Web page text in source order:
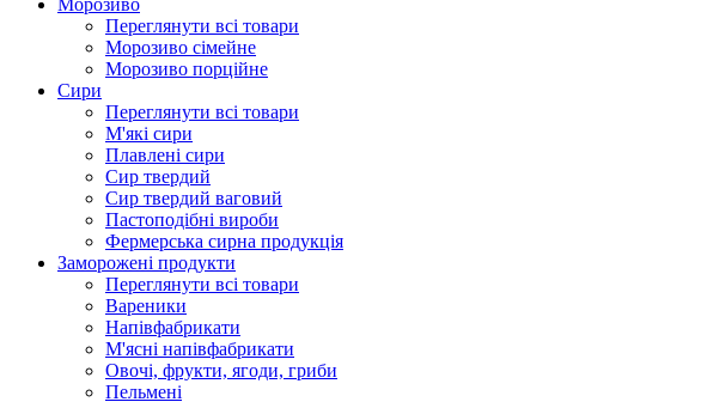
Морозиво
Переглянути всі товари
Морозиво сімейне
Морозиво порційне
Сири
Переглянути всі товари
М'які сири
Плавлені сири
Сир твердий
Сир твердий ваговий
Пастоподібні вироби
Фермерська сирна продукція
Заморожені продукти
Переглянути всі товари
Вареники
Напівфабрикати
М'ясні напівфабрикати
Овочі, фрукти, ягоди, гриби
Пельмені